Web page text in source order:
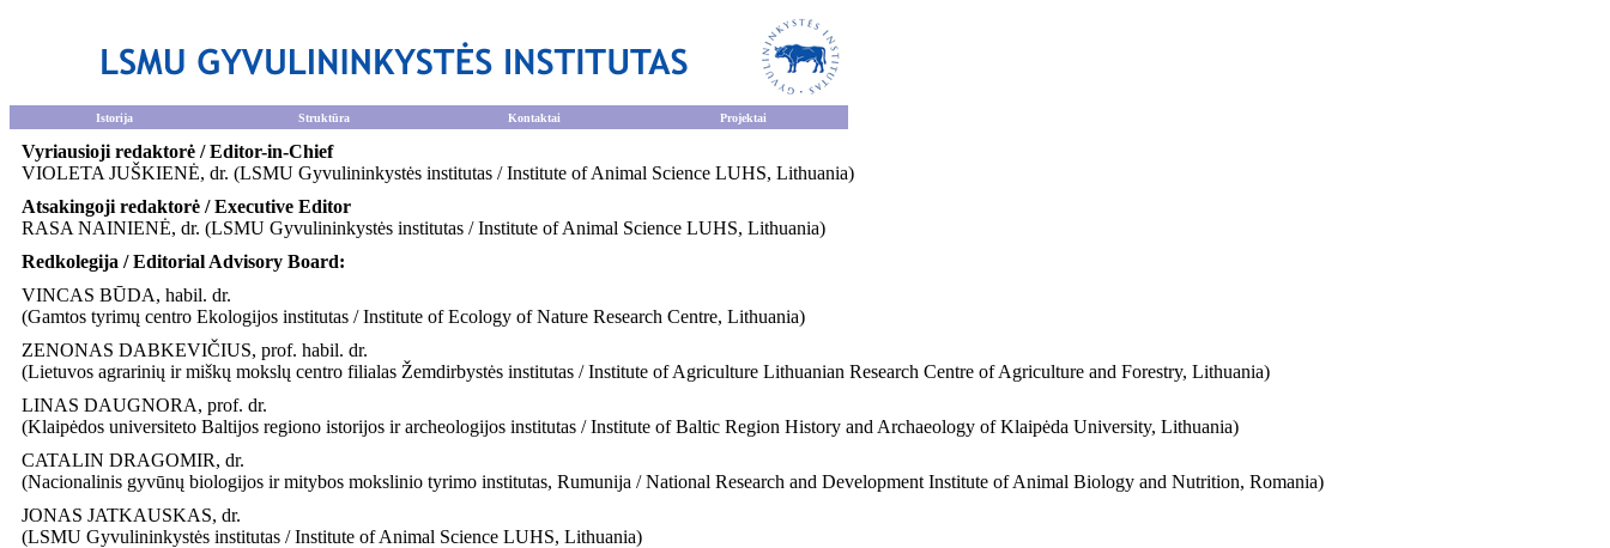
Istorija Struktūra Kontaktai Projektai
Vyriausioji redaktorė / Editor-in-Chief
VIOLETA JUŠKIENĖ, dr. (LSMU Gyvulininkystės institutas / Institute of Animal Science LUHS, Lithuania)
Atsakingoji redaktorė / Executive Editor
RASA NAINIENĖ, dr. (LSMU Gyvulininkystės institutas / Institute of Animal Science LUHS, Lithuania)
Redkolegija / Editorial Advisory Board:
VINCAS BŪDA, habil. dr.
(Gamtos tyrimų centro Ekologijos institutas / Institute of Ecology of Nature Research Centre, Lithuania)
ZENONAS DABKEVIČIUS, prof. habil. dr.
(Lietuvos agrarinių ir miškų mokslų centro filialas Žemdirbystės institutas / Institute of Agriculture Lithuanian Research Centre of Agriculture and Forestry, Lithuania)
LINAS DAUGNORA, prof. dr.
(Klaipėdos universiteto Baltijos regiono istorijos ir archeologijos institutas / Institute of Baltic Region History and Archaeology of Klaipėda University, Lithuania)
CATALIN DRAGOMIR, dr.
(Nacionalinis gyvūnų biologijos ir mitybos mokslinio tyrimo institutas, Rumunija / National Research and Development Institute of Animal Biology and Nutrition, Romania)
JONAS JATKAUSKAS, dr.
(LSMU Gyvulininkystės institutas / Institute of Animal Science LUHS, Lithuania)